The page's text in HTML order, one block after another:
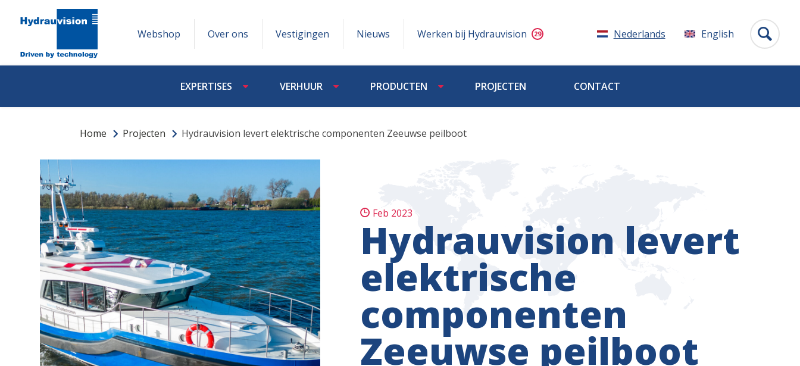
Webshop Over ons Vestigingen Nieuws Werken bij Hydrauvision Nederlands English
EXPERTISES VERHUUR PRODUCTEN PROJECTEN CONTACT
Home Projecten Hydrauvision levert elektrische componenten Zeeuwse peilboot
Feb 2023
Hydrauvision levert
elektrische
componenten
Zeeuwse peilboot